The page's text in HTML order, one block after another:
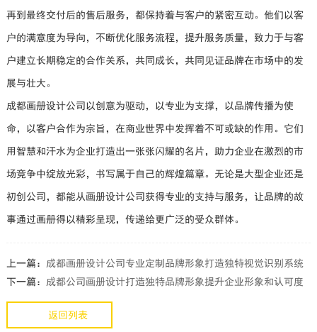
再到最终交付后的售后服务，都保持着与客户的紧密互动。他们以客
户的满意度为导向，不断优化服务流程，提升服务质量，致力于与客
户建立长期稳定的合作关系，共同成长，共同见证品牌在市场中的发
展与壮大。
成都画册设计公司以创意为驱动，以专业为支撑，以品牌传播为使
命，以客户合作为宗旨，在商业世界中发挥着不可或缺的作用。它们
用智慧和汗水为企业打造出一张张闪耀的名片，助力企业在激烈的市
场竞争中绽放光彩，书写属于自己的辉煌篇章。无论是大型企业还是
初创公司，都能从画册设计公司获得专业的支持与服务，让品牌的故
事通过画册得以精彩呈现，传递给更广泛的受众群体。
上一篇： 成都画册设计公司专业定制品牌形象打造独特视觉识别系统
下一篇： 成都公司画册设计打造独特品牌形象提升企业形象和认可度
返回列表